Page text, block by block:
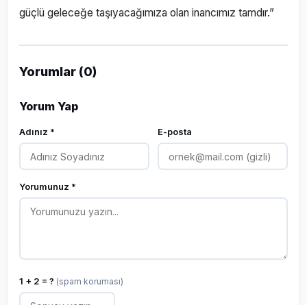
güçlü geleceğe taşıyacağımıza olan inancımız tamdır.”
Yorumlar (0)
Yorum Yap
Adınız * E-posta
Yorumunuz *
1 + 2 = ? (spam koruması)